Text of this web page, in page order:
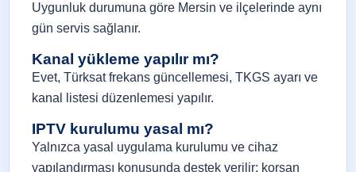
Uygunluk durumuna göre Mersin ve ilçelerinde aynı
gün servis sağlanır.
Kanal yükleme yapılır mı?
Evet, Türksat frekans güncellemesi, TKGS ayarı ve
kanal listesi düzenlemesi yapılır.
IPTV kurulumu yasal mı?
Yalnızca yasal uygulama kurulumu ve cihaz
yapılandırması konusunda destek verilir; korsan